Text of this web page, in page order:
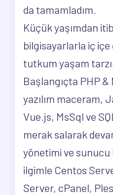
da tamamladım.
Küçük yaşımdan
bilgisayarlarla iç
tutkum yaşam
Başlangıçta PHP &
yazılım maceram,
Vue.js, MsSql ve
merak salarak
yönetimi ve sunucu
ilgimle Centos
Server, cPanel,